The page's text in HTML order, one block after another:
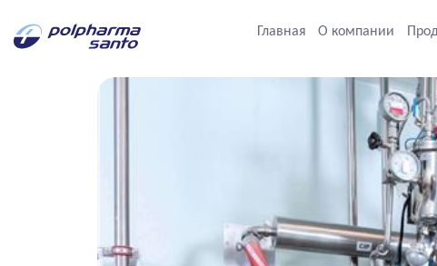
Главная О компании